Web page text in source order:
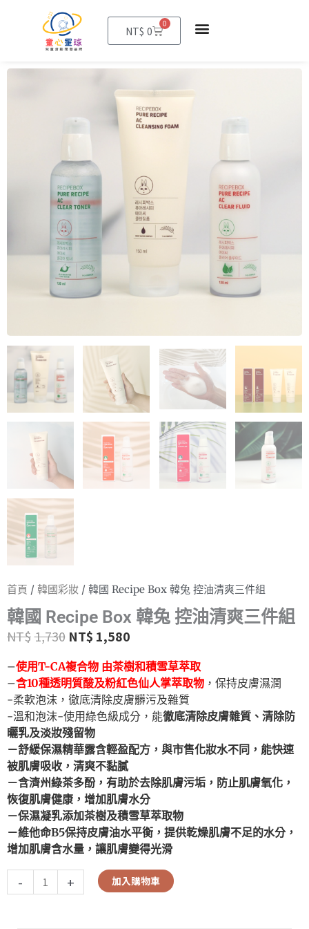
NT$ 0
0
購
物
首頁 / 韓國彩妝 / 韓國 Recipe Box 韓兔 控油清爽三件組
韓國 Recipe Box 韓兔 控油清爽三件組
NT$1,730 NT$ 1,580
–使用T-CA複合物 由茶樹和積雪草萃取
–含10種透明質酸及粉紅色仙人掌萃取物 ，保持皮膚濕潤
-柔軟泡沫，徹底清除皮膚髒污及雜質
-溫和泡沫-使用綠色級成分，能徹底清除皮膚雜質、清除防
曬乳及淡妝殘留物
－舒緩保濕精華露含輕盈配方，與市售化妝水不同，能快速
被肌膚吸收，清爽不黏膩
－含濟州綠茶多酚，有助於去除肌膚污垢，防止肌膚氧化，
恢復肌膚健康，增加肌膚水分
－保濕凝乳添加茶樹及積雪草萃取物
－維他命B5保持皮膚油水平衡，提供乾燥肌膚不足的水分，
增加肌膚含水量，讓肌膚變得光滑
- + 加入購物車